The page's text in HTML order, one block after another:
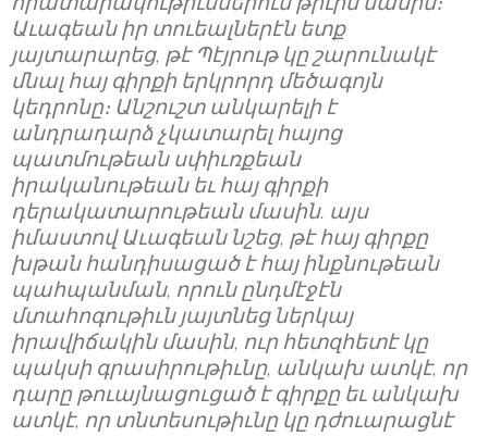
Աւագեան իր տուեալներէն ետք
յայտարարեց, թէ Պէյրութ կը շարունակէ
մնալ հայ գիրքի երկրորդ մեծագոյն
կեդրոնը։ Անշուշտ անկարելի է
անդրադարձ չկատարել հայոց
պատմութեան սփիւռքեան
իրականութեան եւ հայ գիրքի
դերակատարութեան մասին. այս
իմաստով Աւագեան նշեց, թէ հայ գիրքը
խթան հանդիսացած է հայ ինքնութեան
պահպանման, որուն ընդմէջէն
մտահոգութիւն յայտնեց ներկայ
իրավիճակին մասին, ուր հետզհետէ կը
պակսի գրասիրութիւնը, անկախ ատկէ, որ
դարը թուայնացուցած է գիրքը եւ անկախ
ատկէ, որ տնտեսութիւնը կը դժուարացնէ